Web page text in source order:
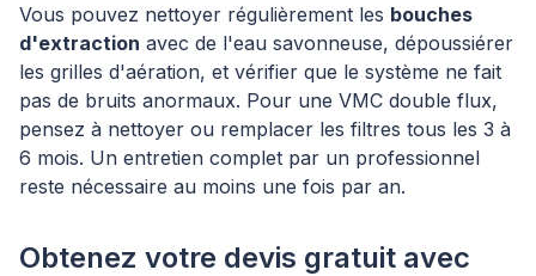
Vous pouvez nettoyer régulièrement les bouches
d'extraction avec de l'eau savonneuse, dépoussiérer
les grilles d'aération, et vérifier que le système ne fait
pas de bruits anormaux. Pour une VMC double flux,
pensez à nettoyer ou remplacer les filtres tous les 3 à
6 mois. Un entretien complet par un professionnel
reste nécessaire au moins une fois par an.
Obtenez votre devis gratuit avec